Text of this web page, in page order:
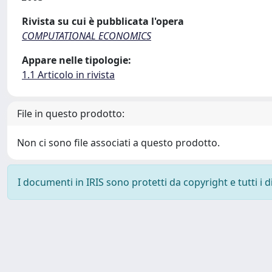
Rivista su cui è pubblicata l'opera
COMPUTATIONAL ECONOMICS
Appare nelle tipologie:
1.1 Articolo in rivista
File in questo prodotto:
Non ci sono file associati a questo prodotto.
I documenti in IRIS sono protetti da copyright e tutti i